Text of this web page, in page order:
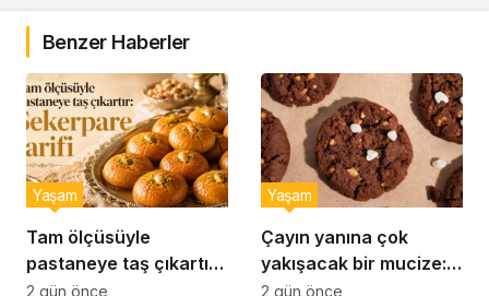
Benzer Haberler
Tam ölçüsüyle
pastaneye taş çıkartır:
Şekerpare tarifi
Yaşam
2 gün önce
Çayın yanına çok
yakışacak bir mucize:
Brownie tadında ıslak
Yaşam
2 gün önce